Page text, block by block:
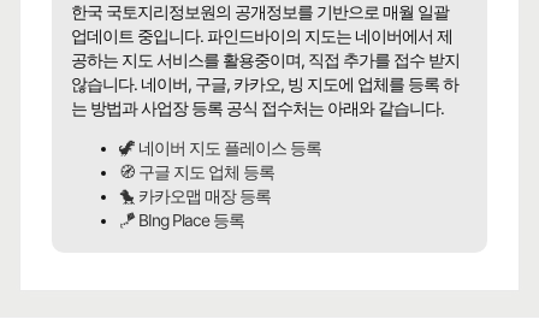
한국 국토지리정보원의 공개정보를 기반으로 매월 일괄
업데이트 중입니다. 파인드바이의 지도는 네이버에서 제
공하는 지도 서비스를 활용중이며, 직접 추가를 접수 받지
않습니다. 네이버, 구글, 카카오, 빙 지도에 업체를 등록 하
는 방법과 사업장 등록 공식 접수처는 아래와 같습니다.
🦖 네이버 지도 플레이스 등록
🧭 구글 지도 업체 등록
🐤 카카오맵 매장 등록
🪁 BIng Place 등록